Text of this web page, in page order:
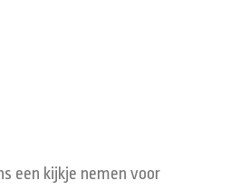
een kijkje nemen voor